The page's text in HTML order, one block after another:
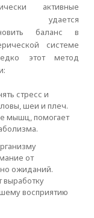
активные
удается
баланс в
системе
этот метод
стресс и
шеи и плеч.
мышц, помогает
от
ожиданий.
выработку
восприятию